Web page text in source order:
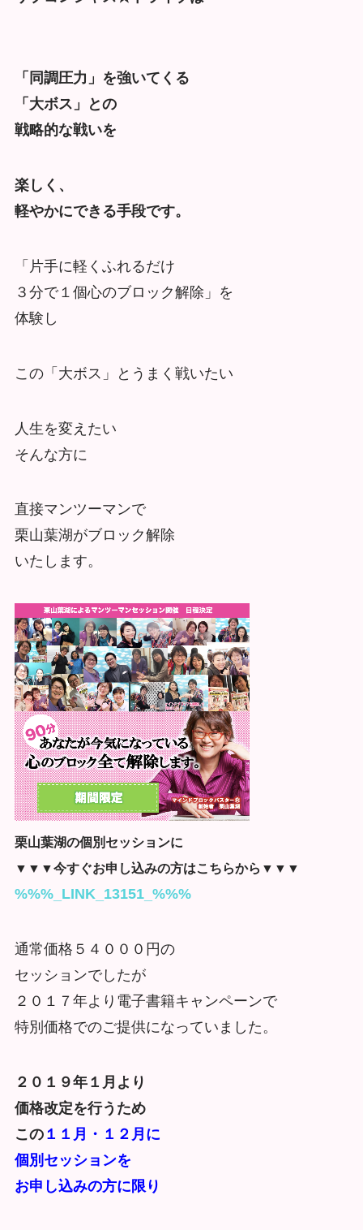
「同調圧力」を強いてくる
「大ボス」との
戦略的な戦いを
楽しく、
軽やかにできる手段です。
「片手に軽くふれるだけ
３分で１個心のブロック解除」を
体験し
この「大ボス」とうまく戦いたい
人生を変えたい
そんな方に
直接マンツーマンで
栗山葉湖がブロック解除
いたします。
栗山葉湖の個別セッションに
▼▼▼今すぐお申し込みの方はこちらから▼▼▼
%%%_LINK_13151_%%%
通常価格５４０００円の
セッションでしたが
２０１７年より電子書籍キャンペーンで
特別価格でのご提供になっていました。
２０１９年１月より
価格改定を行うため
この１１月・１２月に
個別セッションを
お申し込みの方に限り